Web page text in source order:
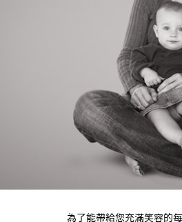
為了能帶給您充滿笑容的